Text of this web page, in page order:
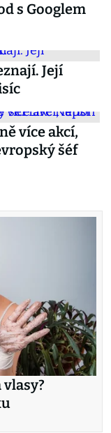
s Googlem
Její
více akcí,
šéf